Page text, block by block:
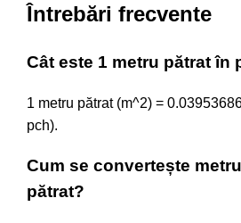
Întrebări frecvente
Cât este 1 metru pătrat în
1 metru pătrat (m^2) =
pch).
Cum se convertește
pătrat?